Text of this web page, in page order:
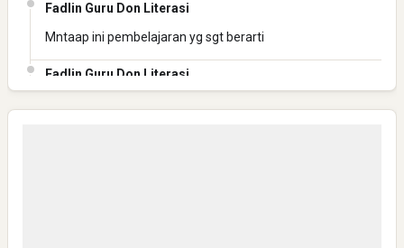
Pelajaran Berharga dari Kasus dr. Tifa dan Roy Suryo
Fadlin Guru Don Literasi
Mntaap ini pembelajaran yg sgt berarti
Fadlin Guru Don Literasi